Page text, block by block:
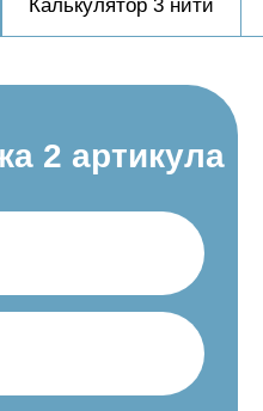
Калькулятор 3 нити